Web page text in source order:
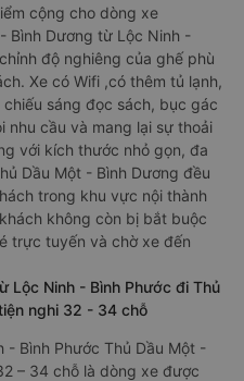
cộng cho dòng xe
Bình Dương từ Lộc Ninh -
độ nghiêng của ghế phù
Xe có Wifi ,có thêm tủ lạnh,
sáng đọc sách, bục gác
nhu cầu và mang lại sự thoải
với kích thước nhỏ gọn, đa
Dầu Một - Bình Dương đều
trong khu vực nội thành
không còn bị bắt buộc
trực tuyến và chờ xe đến
Lộc Ninh - Bình Phước đi Thủ
nghi 32 - 34 chỗ
- Bình Phước Thủ Dầu Một -
– 34 chỗ là dòng xe được